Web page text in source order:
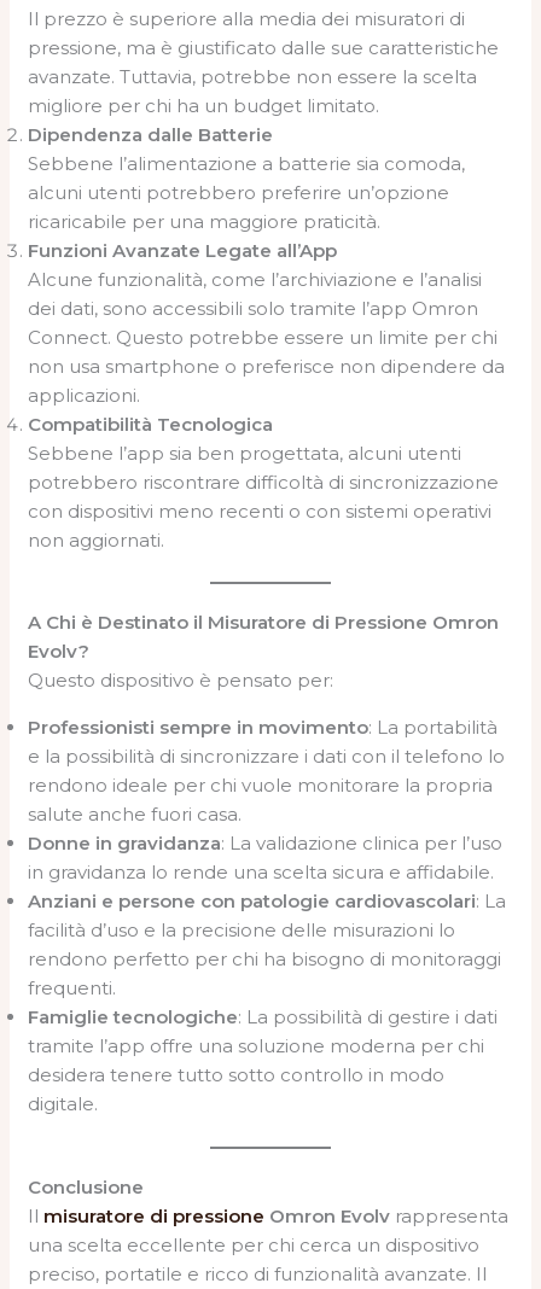
Il prezzo è superiore alla media dei misuratori di
pressione, ma è giustificato dalle sue caratteristiche
avanzate. Tuttavia, potrebbe non essere la scelta
migliore per chi ha un budget limitato.
Dipendenza dalle Batterie
Sebbene l’alimentazione a batterie sia comoda,
alcuni utenti potrebbero preferire un’opzione
ricaricabile per una maggiore praticità.
Funzioni Avanzate Legate all’App
Alcune funzionalità, come l’archiviazione e l’analisi
dei dati, sono accessibili solo tramite l’app Omron
Connect. Questo potrebbe essere un limite per chi
non usa smartphone o preferisce non dipendere da
applicazioni.
Compatibilità Tecnologica
Sebbene l’app sia ben progettata, alcuni utenti
potrebbero riscontrare difficoltà di sincronizzazione
con dispositivi meno recenti o con sistemi operativi
non aggiornati.
A Chi è Destinato il Misuratore di Pressione Omron
Evolv?
Questo dispositivo è pensato per:
Professionisti sempre in movimento: La portabilità
e la possibilità di sincronizzare i dati con il telefono lo
rendono ideale per chi vuole monitorare la propria
salute anche fuori casa.
Donne in gravidanza: La validazione clinica per l’uso
in gravidanza lo rende una scelta sicura e affidabile.
Anziani e persone con patologie cardiovascolari: La
facilità d’uso e la precisione delle misurazioni lo
rendono perfetto per chi ha bisogno di monitoraggi
frequenti.
Famiglie tecnologiche: La possibilità di gestire i dati
tramite l’app offre una soluzione moderna per chi
desidera tenere tutto sotto controllo in modo
digitale.
Conclusione
Il misuratore di pressione Omron Evolv rappresenta
una scelta eccellente per chi cerca un dispositivo
preciso, portatile e ricco di funzionalità avanzate. Il